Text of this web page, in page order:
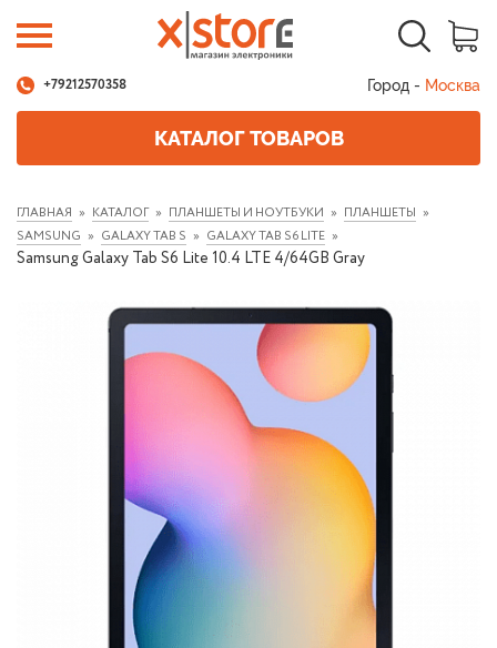
+79212570358 Город - Москва
КАТАЛОГ ТОВАРОВ
ГЛАВНАЯ КАТАЛОГ ПЛАНШЕТЫ И НОУТБУКИ
ПЛАНШЕТЫ
SAMSUNG
GALAXY TAB S GALAXY TAB S6 LITE
Samsung Galaxy Tab S6 Lite 10.4 LTE 4/64GB Gray